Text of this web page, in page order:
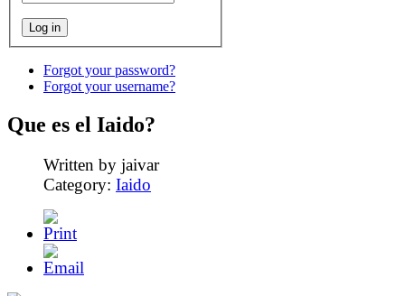
Forgot your password?
Forgot your username?
Que es el Iaido?
Written by jaivar
Category: Iaido